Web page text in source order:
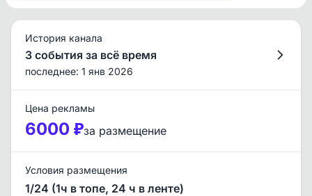
История канала
3 события за всё время
последнее: 1 янв 2026
Цена рекламы
6000 ₽за размещение
Условия размещения
1/24 (1ч в топе, 24 ч в ленте)